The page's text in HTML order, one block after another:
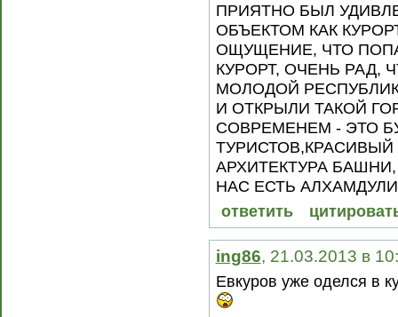
ПРИЯТНО БЫЛ
ОБЪЕКТОМ КАК
ОЩУЩЕНИЕ, ЧТО
КУРОРТ, ОЧЕНЬ РАД,
МОЛОДОЙ
И ОТКРЫЛИ ТАКОЙ
СОВРЕМЕНЕМ - ЭТО
ТУРИСТОВ,КРАСИВЫЙ
АРХИТЕКТУРА
НАС ЕСТЬ
ответить
ing86, 21.03.2013 в
Евкуров уже оделся в